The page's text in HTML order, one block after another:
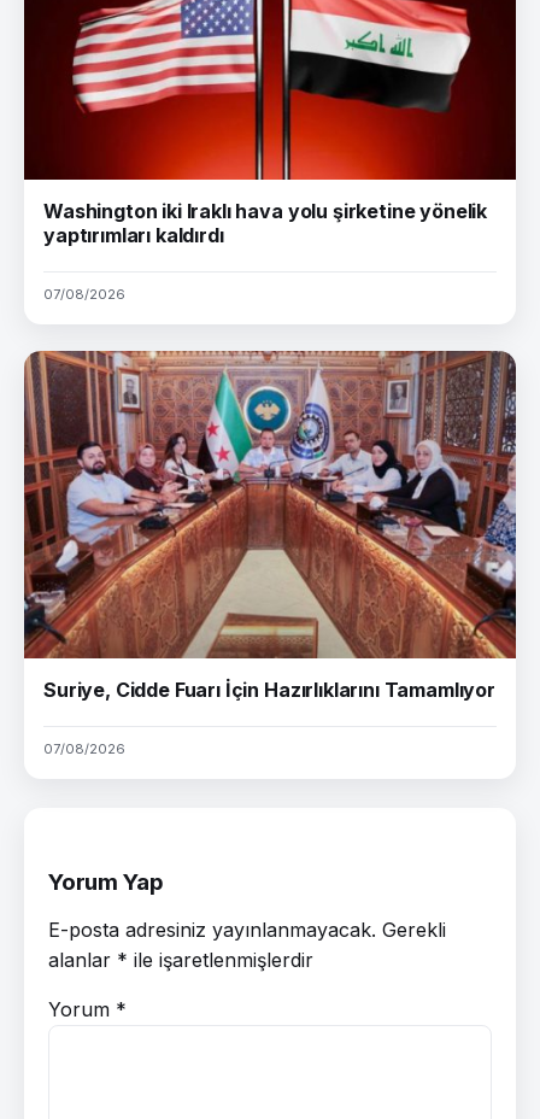
Washington iki Iraklı hava yolu şirketine yönelik
yaptırımları kaldırdı
07/08/2026
Suriye, Cidde Fuarı İçin Hazırlıklarını Tamamlıyor
07/08/2026
Yorum Yap
E-posta adresiniz yayınlanmayacak. Gerekli
alanlar * ile işaretlenmişlerdir
Yorum *